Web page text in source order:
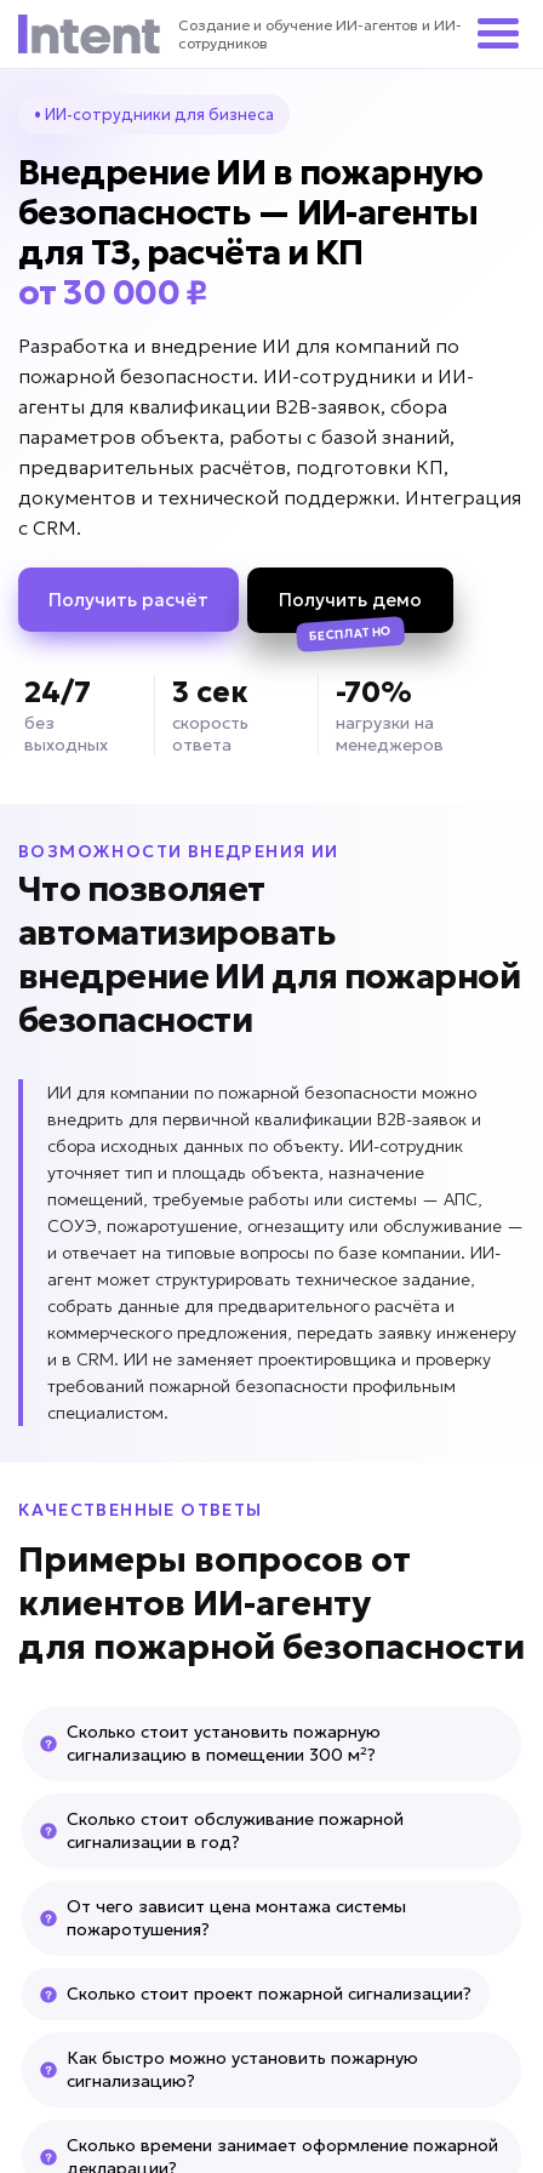
Создание и обучение ИИ-агентов и ИИ-
сотрудников
• ИИ-сотрудники для бизнеса
Внедрение ИИ в пожарную
безопасность — ИИ-агенты
для ТЗ, расчёта и КП
от 30 000 ₽
Разработка и внедрение ИИ для компаний по
пожарной безопасности. ИИ-сотрудники и ИИ-
агенты для квалификации B2B-заявок, сбора
параметров объекта, работы с базой знаний,
предварительных расчётов, подготовки КП,
документов и технической поддержки. Интеграция
с CRM.
Получить расчёт Получить демо
БЕСПЛАТНО
24/7
без
выходных
3 сек
скорость
ответа
-70%
нагрузки на
менеджеров
ВОЗМОЖНОСТИ ВНЕДРЕНИЯ ИИ
Что позволяет
автоматизировать
внедрение ИИ для пожарной
безопасности
ИИ для компании по пожарной безопасности можно
внедрить для первичной квалификации B2B-заявок и
сбора исходных данных по объекту. ИИ-сотрудник
уточняет тип и площадь объекта, назначение
помещений, требуемые работы или системы — АПС,
СОУЭ, пожаротушение, огнезащиту или обслуживание —
и отвечает на типовые вопросы по базе компании. ИИ-
агент может структурировать техническое задание,
собрать данные для предварительного расчёта и
коммерческого предложения, передать заявку инженеру
и в CRM. ИИ не заменяет проектировщика и проверку
требований пожарной безопасности профильным
специалистом.
КАЧЕСТВЕННЫЕ ОТВЕТЫ
Примеры вопросов от
клиентов ИИ-агенту
для пожарной безопасности
Сколько стоит установить пожарную
сигнализацию в помещении 300 м²?
Сколько стоит обслуживание пожарной
сигнализации в год?
От чего зависит цена монтажа системы
пожаротушения?
Сколько стоит проект пожарной сигнализации?
Как быстро можно установить пожарную
сигнализацию?
Сколько времени занимает оформление пожарной
декларации?